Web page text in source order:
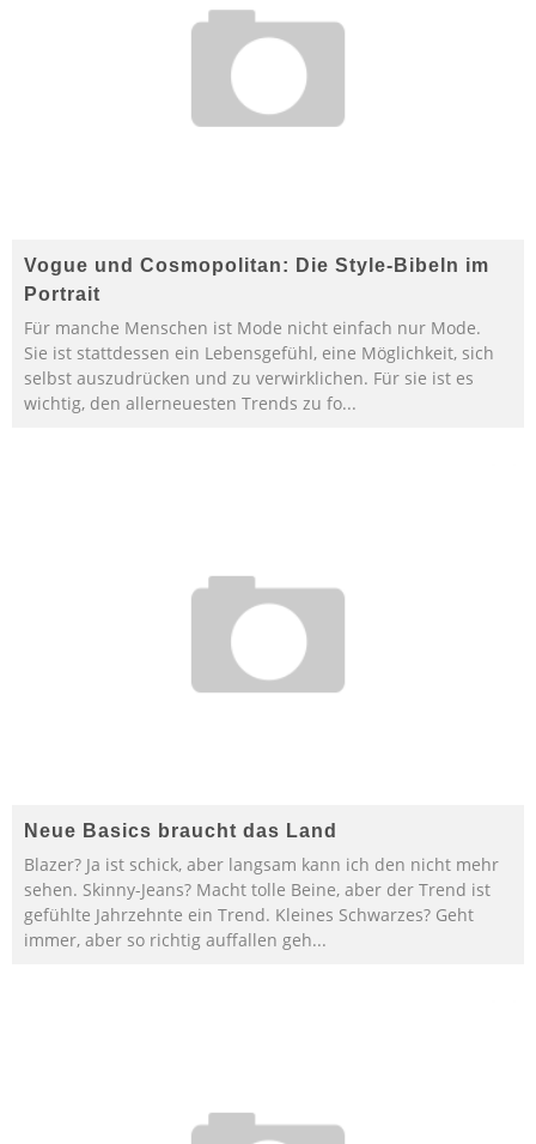
Vogue und Cosmopolitan: Die Style-Bibeln im
Portrait
Für manche Menschen ist Mode nicht einfach nur Mode.
Sie ist stattdessen ein Lebensgefühl, eine Möglichkeit, sich
selbst auszudrücken und zu verwirklichen. Für sie ist es
wichtig, den allerneuesten Trends zu fo...
Neue Basics braucht das Land
Blazer? Ja ist schick, aber langsam kann ich den nicht mehr
sehen. Skinny-Jeans? Macht tolle Beine, aber der Trend ist
gefühlte Jahrzehnte ein Trend. Kleines Schwarzes? Geht
immer, aber so richtig auffallen geh...